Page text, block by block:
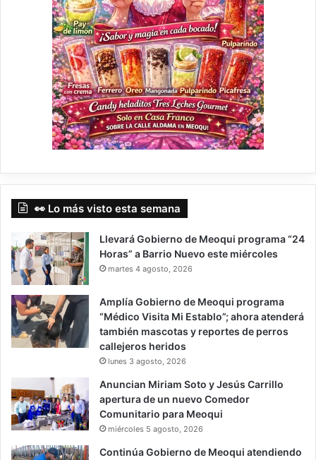
👀 Lo más visto esta semana
Llevará Gobierno de Meoqui programa “24
Horas” a Barrio Nuevo este miércoles
martes 4 agosto, 2026
Amplía Gobierno de Meoqui programa
“Médico Visita Mi Establo”; ahora atenderá
también mascotas y reportes de perros
callejeros heridos
lunes 3 agosto, 2026
Anuncian Miriam Soto y Jesús Carrillo
apertura de un nuevo Comedor
Comunitario para Meoqui
miércoles 5 agosto, 2026
Continúa Gobierno de Meoqui atendiendo